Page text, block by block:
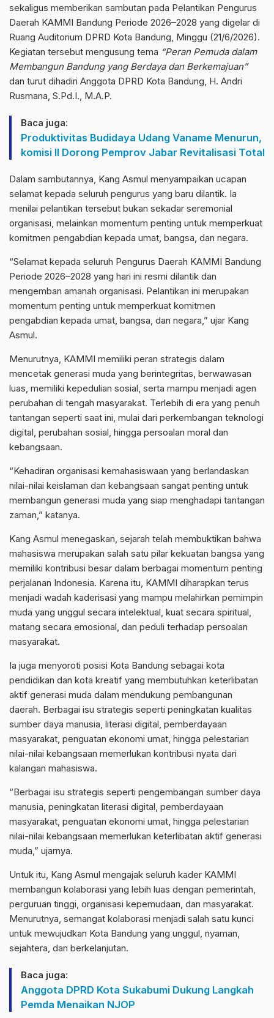
sekaligus memberikan sambutan pada Pelantikan Pengurus
Daerah KAMMI Bandung Periode 2026–2028 yang digelar di
Ruang Auditorium DPRD Kota Bandung, Minggu (21/6/2026).
Kegiatan tersebut mengusung tema “Peran Pemuda dalam
Membangun Bandung yang Berdaya dan Berkemajuan”
dan turut dihadiri Anggota DPRD Kota Bandung, H. Andri
Rusmana, S.Pd.I., M.A.P.
Baca juga:
Produktivitas Budidaya Udang Vaname Menurun,
komisi II Dorong Pemprov Jabar Revitalisasi Total
Dalam sambutannya, Kang Asmul menyampaikan ucapan
selamat kepada seluruh pengurus yang baru dilantik. Ia
menilai pelantikan tersebut bukan sekadar seremonial
organisasi, melainkan momentum penting untuk memperkuat
komitmen pengabdian kepada umat, bangsa, dan negara.
“Selamat kepada seluruh Pengurus Daerah KAMMI Bandung
Periode 2026–2028 yang hari ini resmi dilantik dan
mengemban amanah organisasi. Pelantikan ini merupakan
momentum penting untuk memperkuat komitmen
pengabdian kepada umat, bangsa, dan negara,” ujar Kang
Asmul.
Menurutnya, KAMMI memiliki peran strategis dalam
mencetak generasi muda yang berintegritas, berwawasan
luas, memiliki kepedulian sosial, serta mampu menjadi agen
perubahan di tengah masyarakat. Terlebih di era yang penuh
tantangan seperti saat ini, mulai dari perkembangan teknologi
digital, perubahan sosial, hingga persoalan moral dan
kebangsaan.
“Kehadiran organisasi kemahasiswaan yang berlandaskan
nilai-nilai keislaman dan kebangsaan sangat penting untuk
membangun generasi muda yang siap menghadapi tantangan
zaman,” katanya.
Kang Asmul menegaskan, sejarah telah membuktikan bahwa
mahasiswa merupakan salah satu pilar kekuatan bangsa yang
memiliki kontribusi besar dalam berbagai momentum penting
perjalanan Indonesia. Karena itu, KAMMI diharapkan terus
menjadi wadah kaderisasi yang mampu melahirkan pemimpin
muda yang unggul secara intelektual, kuat secara spiritual,
matang secara emosional, dan peduli terhadap persoalan
masyarakat.
Ia juga menyoroti posisi Kota Bandung sebagai kota
pendidikan dan kota kreatif yang membutuhkan keterlibatan
aktif generasi muda dalam mendukung pembangunan
daerah. Berbagai isu strategis seperti peningkatan kualitas
sumber daya manusia, literasi digital, pemberdayaan
masyarakat, penguatan ekonomi umat, hingga pelestarian
nilai-nilai kebangsaan memerlukan kontribusi nyata dari
kalangan mahasiswa.
“Berbagai isu strategis seperti pengembangan sumber daya
manusia, peningkatan literasi digital, pemberdayaan
masyarakat, penguatan ekonomi umat, hingga pelestarian
nilai-nilai kebangsaan memerlukan keterlibatan aktif generasi
muda,” ujarnya.
Untuk itu, Kang Asmul mengajak seluruh kader KAMMI
membangun kolaborasi yang lebih luas dengan pemerintah,
perguruan tinggi, organisasi kepemudaan, dan masyarakat.
Menurutnya, semangat kolaborasi menjadi salah satu kunci
untuk mewujudkan Kota Bandung yang unggul, nyaman,
sejahtera, dan berkelanjutan.
Baca juga:
Anggota DPRD Kota Sukabumi Dukung Langkah
Pemda Menaikan NJOP